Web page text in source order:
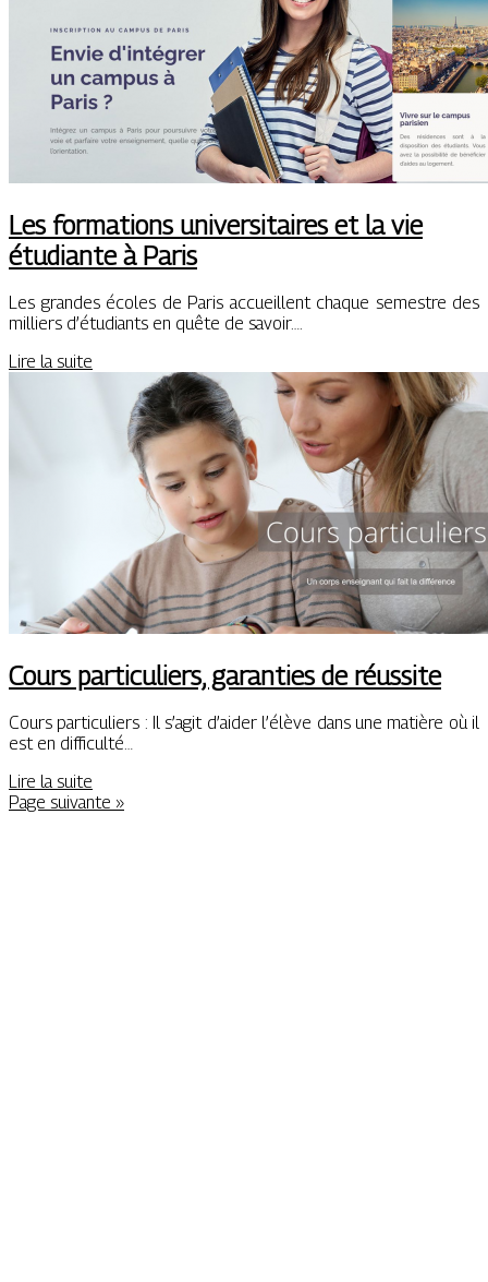
Les formations universitaires et la vie
étudiante à Paris
Les grandes écoles de Paris accueillent chaque semestre des
milliers d’étudiants en quête de savoir….
Lire la suite
Cours particuliers, garanties de réussite
Cours particuliers : Il s’agit d’aider l’élève dans une matière où il
est en difficulté…
Lire la suite
Page suivante »